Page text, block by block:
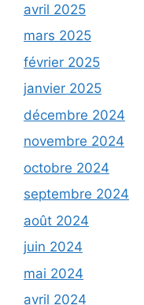
avril 2025
mars 2025
février 2025
janvier 2025
décembre 2024
novembre 2024
octobre 2024
septembre 2024
août 2024
juin 2024
mai 2024
avril 2024